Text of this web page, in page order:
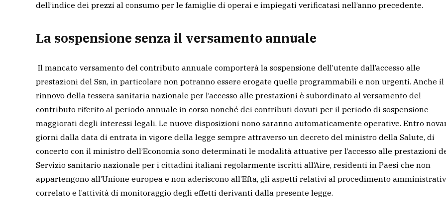
dell’indice dei prezzi al consumo per le famiglie di operai e impiegati verificatasi nell’anno precedente.
La sospensione senza il versamento annuale
Il mancato versamento del contributo annuale comporterà la sospensione dell’utente dall’accesso alle
prestazioni del Ssn, in particolare non potranno essere erogate quelle programmabili e non urgenti. Anche il
rinnovo della tessera sanitaria nazionale per l’accesso alle prestazioni è subordinato al versamento del
contributo riferito al periodo annuale in corso nonché dei contributi dovuti per il periodo di sospensione
maggiorati degli interessi legali. Le nuove disposizioni nono saranno automaticamente operative. Entro
giorni dalla data di entrata in vigore della legge sempre attraverso un decreto del ministro della Salute, di
concerto con il ministro dell’Economia sono determinati le modalità attuative per l’accesso alle prestazioni
Servizio sanitario nazionale per i cittadini italiani regolarmente iscritti all’Aire, residenti in Paesi che non
appartengono all’Unione europea e non aderiscono all’Efta, gli aspetti relativi al procedimento
correlato e l’attività di monitoraggio degli effetti derivanti dalla presente legge.